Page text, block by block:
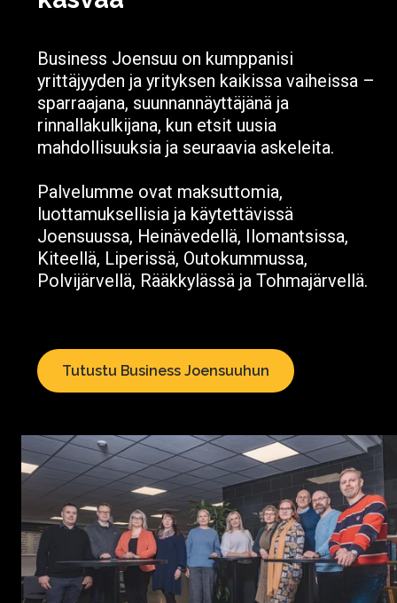
Business Joensuu on kumppanisi
yrittäjyyden ja yrityksen kaikissa vaiheissa –
sparraajana, suunnannäyttäjänä ja
rinnallakulkijana, kun etsit uusia
mahdollisuuksia ja seuraavia askeleita.
Palvelumme ovat maksuttomia,
luottamuksellisia ja käytettävissä
Joensuussa, Heinävedellä, Ilomantsissa,
Kiteellä, Liperissä, Outokummussa,
Polvijärvellä, Rääkkylässä ja Tohmajärvellä.
Tutustu Business Joensuuhun